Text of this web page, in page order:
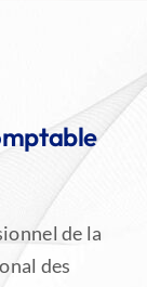
de la
des